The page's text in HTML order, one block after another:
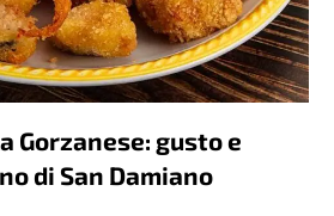
Gorzanese: gusto e
di San Damiano